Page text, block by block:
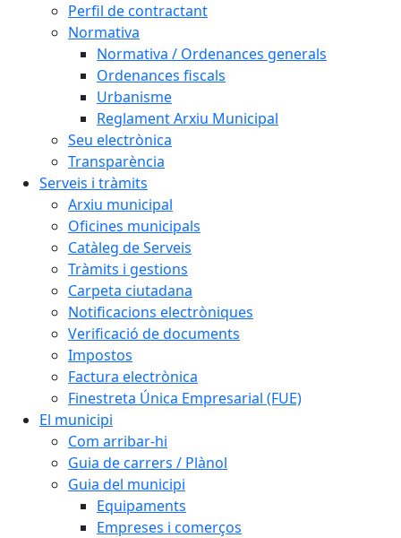
Perfil de contractant
Normativa
Normativa / Ordenances generals
Ordenances fiscals
Urbanisme
Reglament Arxiu Municipal
Seu electrònica
Transparència
Serveis i tràmits
Arxiu municipal
Oficines municipals
Catàleg de Serveis
Tràmits i gestions
Carpeta ciutadana
Notificacions electròniques
Verificació de documents
Impostos
Factura electrònica
Finestreta Única Empresarial (FUE)
El municipi
Com arribar-hi
Guia de carrers / Plànol
Guia del municipi
Equipaments
Empreses i comerços